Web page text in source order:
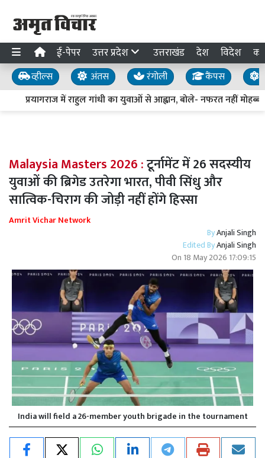
ई-पेपर उत्तर प्रदेश उत्तराखंड देश विदेश
व्हील्स अंतस रंगोली कैंपस
प्रयागराज में राहुल गांधी का युवाओं से आह्वान, बोले- नफरत नहीं
Malaysia Masters 2026 :टूर्नामेंट में 26 सदस्यीय
युवाओं की ब्रिगेड उतरेगा भारत, पीवी सिंधु और
सात्विक-चिराग की जोड़ी नहीं होंगे हिस्सा
Amrit Vichar Network
ByAnjali Singh
Edited ByAnjali Singh
On 18 May 2026 17:09:15
India will field a 26-member youth brigade in the tournament